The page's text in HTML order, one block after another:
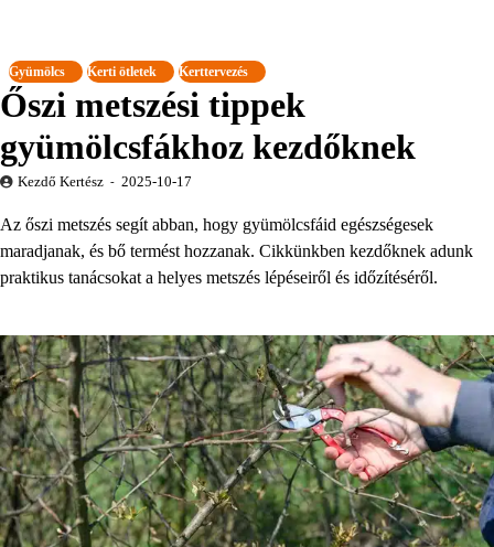
Gyümölcs Kerti ötletek Kerttervezés
Őszi metszési tippek
gyümölcsfákhoz kezdőknek
Kezdő Kertész 2025-10-17
Az őszi metszés segít abban, hogy gyümölcsfáid egészségesek
maradjanak, és bő termést hozzanak. Cikkünkben kezdőknek adunk
praktikus tanácsokat a helyes metszés lépéseiről és időzítéséről.